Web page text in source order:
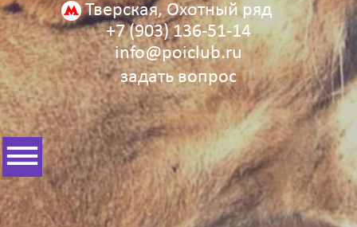
Тверская, Охотный ряд
+7 (903) 136‑51‑14
info@poiclub.ru
задать вопрос